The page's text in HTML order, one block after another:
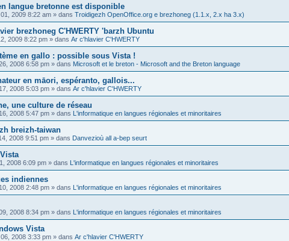
langue bretonne est disponible
2009 8:22 am » dans Troidigezh OpenOffice.org e brezhoneg (1.1.x, 2.x ha 3.x)
brezhoneg C'HWERTY 'barzh Ubuntu
2009 8:22 pm » dans Ar c'hlavier C'HWERTY
en gallo : possible sous Vista !
2008 6:58 pm » dans Microsoft et le breton - Microsoft and the Breton language
en māori, espéranto, gallois...
2008 5:03 pm » dans Ar c'hlavier C'HWERTY
une culture de réseau
2008 5:47 pm » dans L'informatique en langues régionales et minoritaires
breizh-taiwan
2008 9:51 pm » dans Danvezioù all a-bep seurt
2008 6:09 pm » dans L'informatique en langues régionales et minoritaires
indiennes
2008 2:48 pm » dans L'informatique en langues régionales et minoritaires
2008 8:34 pm » dans L'informatique en langues régionales et minoritaires
Vista
2008 3:33 pm » dans Ar c'hlavier C'HWERTY